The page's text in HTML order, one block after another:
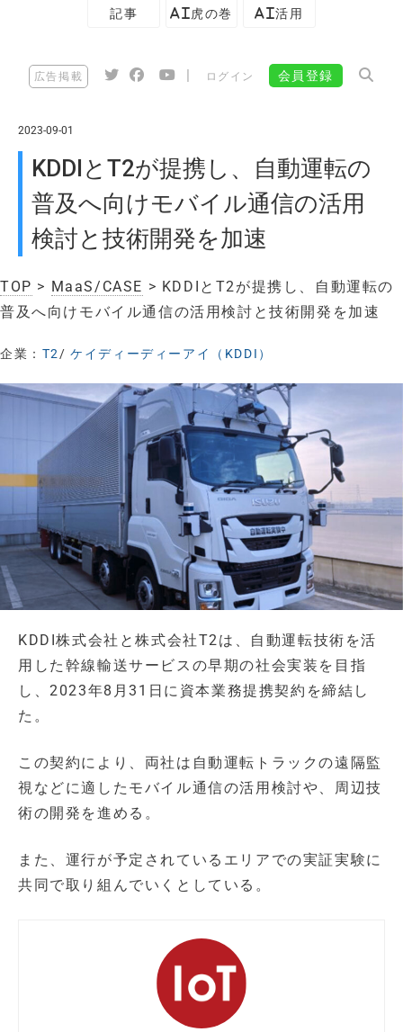
記事 AI虎の巻 AI活用
広告掲載 ログイン 会員登録
2023-09-01
KDDIとT2が提携し、自動運転の
普及へ向けモバイル通信の活用
検討と技術開発を加速
TOP > MaaS/CASE > KDDIとT2が提携し、自動運転の
普及へ向けモバイル通信の活用検討と技術開発を加速
企業： T2/ケイディーディーアイ（KDDI）
KDDI株式会社と株式会社T2は、自動運転技術を活
用した幹線輸送サービスの早期の社会実装を目指
し、2023年8月31日に資本業務提携契約を締結し
た。
この契約により、両社は自動運転トラックの遠隔監
視などに適したモバイル通信の活用検討や、周辺技
術の開発を進める。
また、運行が予定されているエリアでの実証実験に
共同で取り組んでいくとしている。